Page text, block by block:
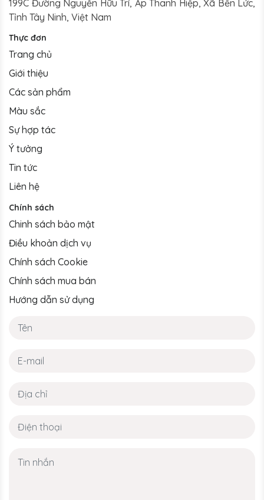
199C Đường Nguyễn Hữu Trí, Ấp Thanh Hiệp, Xã Bến Lức,
Tỉnh Tây Ninh, Việt Nam
Thực đơn
Trang chủ
Giới thiệu
Các sản phẩm
Màu sắc
Sự hợp tác
Ý tưởng
Tin tức
Liên hệ
Chính sách
Chinh sách bảo mật
Điều khoản dịch vụ
Chính sách Cookie
Chính sách mua bán
Hướng dẫn sử dụng